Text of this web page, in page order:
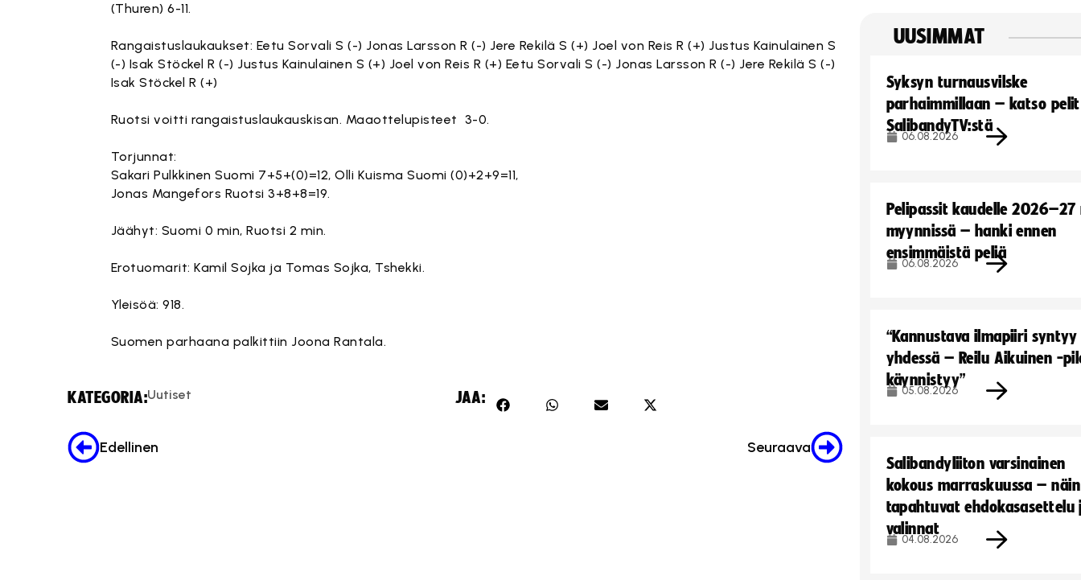
(Thuren) 6-11.
Rangaistuslaukaukset: Eetu Sorvali S (-) Jonas Larsson R (-) Jere Rekilä S (+) Joel von Reis R (+) Justus Kainulainen S
(-) Isak Stöckel R (-) Justus Kainulainen S (+) Joel von Reis R (+) Eetu Sorvali S (-) Jonas Larsson R (-) Jere Rekilä S (-)
Isak Stöckel R (+)
Ruotsi voitti rangaistuslaukauskisan. Maaottelupisteet 3-0.
Torjunnat:
Sakari Pulkkinen Suomi 7+5+(0)=12, Olli Kuisma Suomi (0)+2+9=11,
Jonas Mangefors Ruotsi 3+8+8=19.
Jäähyt: Suomi 0 min, Ruotsi 2 min.
Erotuomarit: Kamil Sojka ja Tomas Sojka, Tshekki.
Yleisöä: 918.
Suomen parhaana palkittiin Joona Rantala.
KATEGORIA:Uutiset JAA:
Edellinen Seuraava
UUSIMMAT
Syksyn turnausvilske
parhaimmillaan – katso pelit
SalibandyTV:stä
06.08.2026
Pelipassit kaudelle
myynnissä – hanki ennen
ensimmäistä peliä
06.08.2026
“Kannustava ilmapiiri syntyy
yhdessä – Reilu Aikuinen -
käynnistyy”
05.08.2026
Salibandyliiton varsinainen
kokous marraskuussa – näin
tapahtuvat ehdokasasettelu
valinnat
04.08.2026